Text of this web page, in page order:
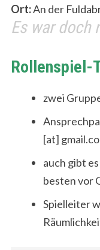
Ort:An der
Es war doch
Rollenspiel-
zwei
[at]
auch gibt
besten vor
Spielleiter